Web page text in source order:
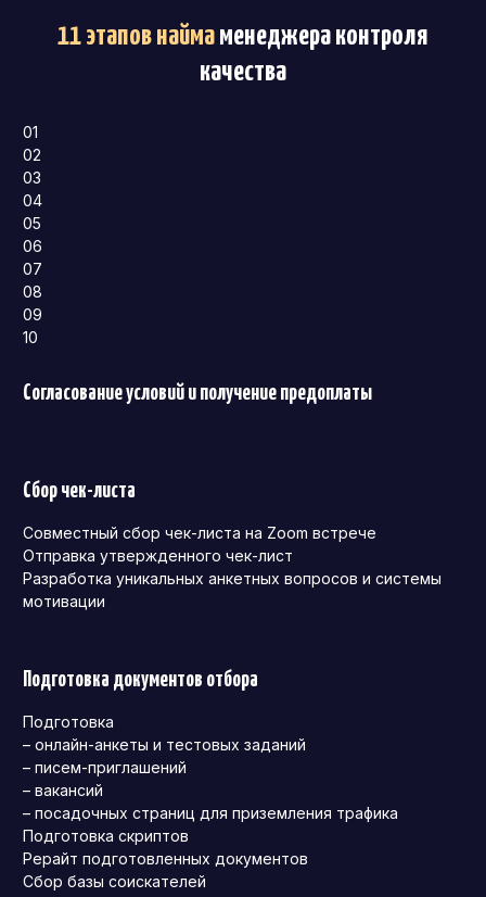
11 этапов наймаменеджера контроля
качества
01
02
03
04
05
06
07
08
09
10
Согласование условий и получение предоплаты
Сбор чек-листа
Совместный сбор чек-листа на Zoom встрече
Отправка утвержденного чек-лист
Разработка уникальных анкетных вопросов и системы
мотивации
Подготовка документов отбора
Подготовка
– онлайн-анкеты и тестовых заданий
– писем-приглашений
– вакансий
– посадочных страниц для приземления трафика
Подготовка скриптов
Рерайт подготовленных документов
Сбор базы соискателей